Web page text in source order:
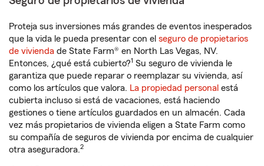
Proteja sus inversiones más grandes de eventos inesperados
que la vida le pueda presentar con el seguro de propietarios
de vivienda de State Farm® en North Las Vegas, NV.
Entonces, ¿qué está cubierto?1 Su seguro de vivienda le
garantiza que puede reparar o reemplazar su vivienda, así
como los artículos que valora. La propiedad personal está
cubierta incluso si está de vacaciones, está haciendo
gestiones o tiene artículos guardados en un almacén. Cada
vez más propietarios de vivienda eligen a State Farm como
su compañía de seguros de vivienda por encima de cualquier
otra aseguradora.2